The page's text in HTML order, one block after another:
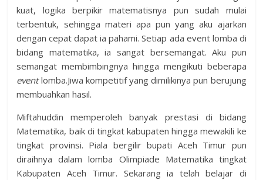
kuat, logika berpikir matematisnya pun sudah mulai
terbentuk, sehingga materi apa pun yang aku ajarkan
dengan cepat dapat ia pahami. Setiap ada event lomba di
bidang matematika, ia sangat bersemangat. Aku pun
semangat membimbingnya hingga mengikuti beberapa
eventlomba.Jiwa kompetitif yang dimilikinya pun berujung
membuahkan hasil.
Miftahuddin memperoleh banyak prestasi di bidang
Matematika, baik di tingkat kabupaten hingga mewakili ke
tingkat provinsi. Piala bergilir bupati Aceh Timur pun
diraihnya dalam lomba Olimpiade Matematika tingkat
Kabupaten Aceh Timur. Sekarang ia telah belajar di